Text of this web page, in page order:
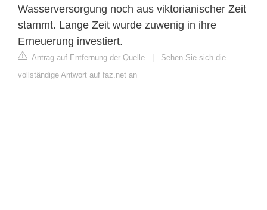
Wasserversorgung noch aus viktorianischer Zeit
stammt. Lange Zeit wurde zuwenig in ihre
Erneuerung investiert.
Antrag auf Entfernung der Quelle
Sehen Sie sich die
vollständige Antwort auf faz.net an